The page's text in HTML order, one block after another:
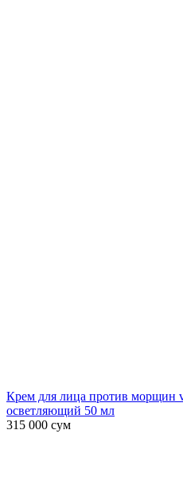
Крем для лица против морщин
осветляющий 50 мл
315 000 сум